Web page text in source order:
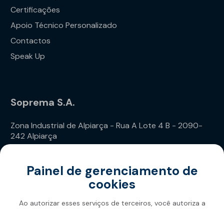
Certificações
Apoio Técnico Personalizado
Contactos
Speak Up
Soprema S.A.
Zona Industrial de Alpiarça - Rua A Lote 4 B - 2090-
242 Alpiarça
Painel de gerenciamento de
cookies
Ao autorizar esses serviços de terceiros, você autoriza a